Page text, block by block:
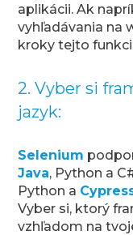
aplikácii. Ak
vyhľadávania na
kroky tejto
2. Vyber si
jazyk:
Selenium
Java, Python a
Python a
Vyber si, ktorý
vzhľadom na